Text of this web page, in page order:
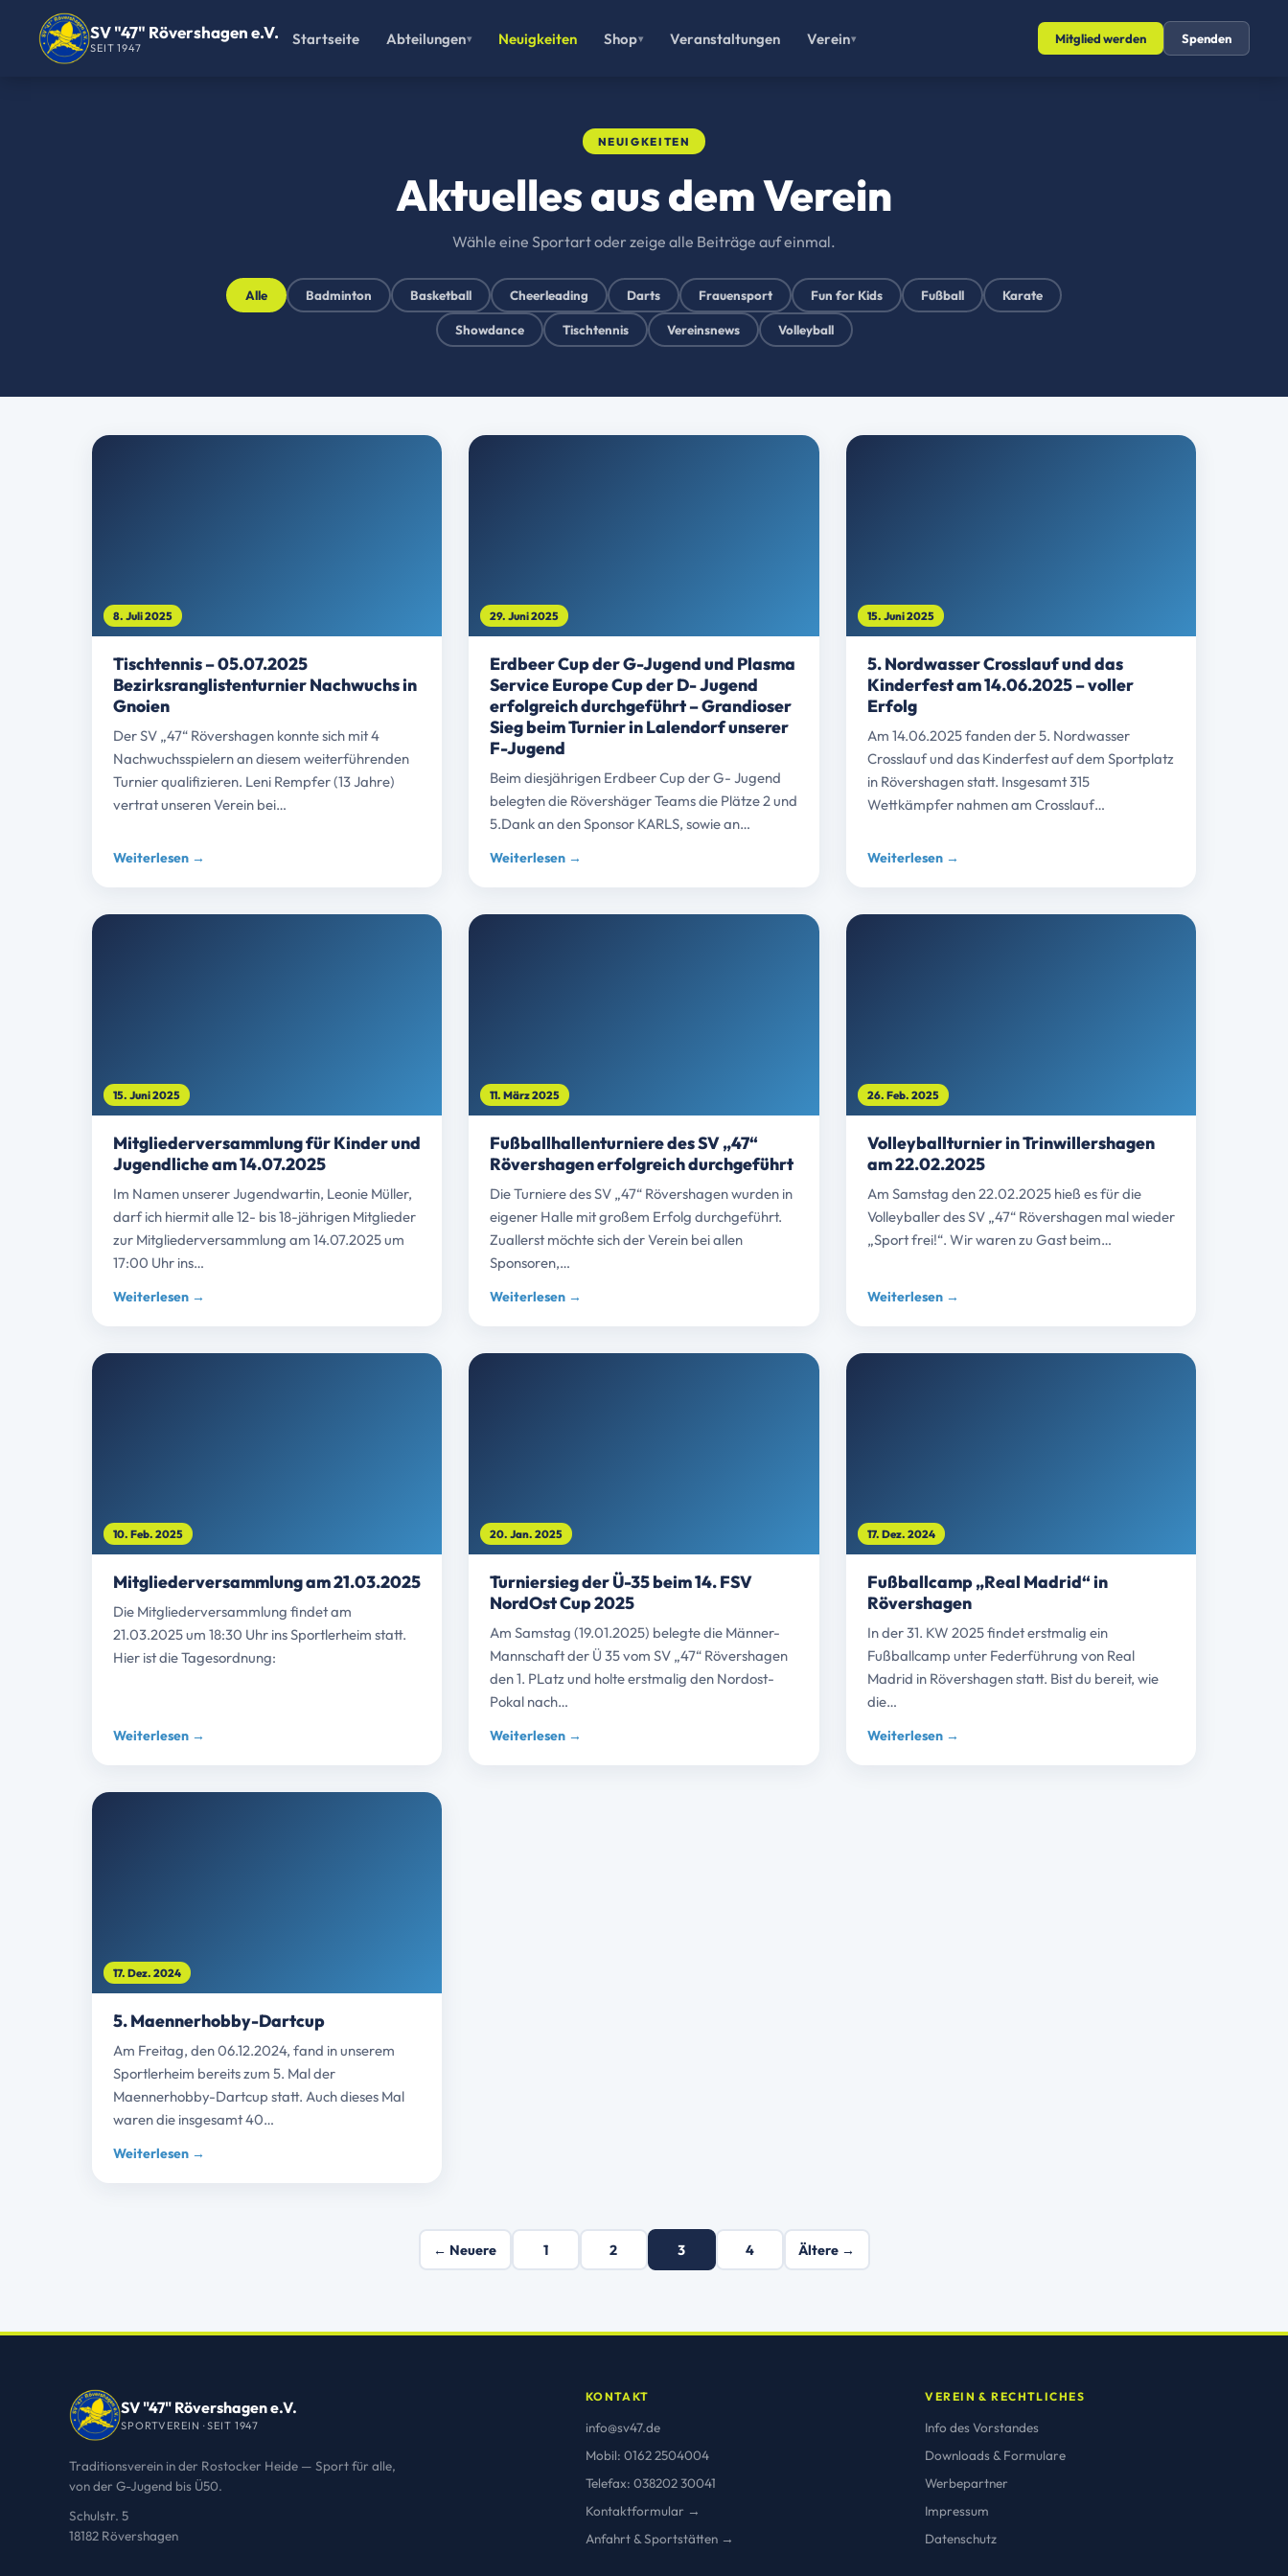
SV "47" Rövershagen e.V.
SEIT 1947 Startseite Abteilungen Neuigkeiten Shop Veranstaltungen Verein Mitglied werden Spenden
NEUIGKEITEN
Aktuelles aus dem Verein
Wähle eine Sportart oder zeige alle Beiträge auf einmal.
Alle Badminton Basketball Cheerleading Darts Frauensport Fun for Kids Fußball Karate
Showdance Tischtennis Vereinsnews Volleyball
8. Juli 2025
Tischtennis – 05.07.2025
Bezirksranglistenturnier Nachwuchs in
Gnoien
Der SV „47“ Rövershagen konnte sich mit 4
Nachwuchsspielern an diesem weiterführenden
Turnier qualifizieren. Leni Rempfer (13 Jahre)
vertrat unseren Verein bei…
Weiterlesen →
29. Juni 2025
Erdbeer Cup der G-Jugend und Plasma
Service Europe Cup der D- Jugend
erfolgreich durchgeführt – Grandioser
Sieg beim Turnier in Lalendorf unserer
F-Jugend
Beim diesjährigen Erdbeer Cup der G- Jugend
belegten die Rövershäger Teams die Plätze 2 und
5.Dank an den Sponsor KARLS, sowie an…
Weiterlesen →
15. Juni 2025
5. Nordwasser Crosslauf und das
Kinderfest am 14.06.2025 – voller
Erfolg
Am 14.06.2025 fanden der 5. Nordwasser
Crosslauf und das Kinderfest auf dem Sportplatz
in Rövershagen statt. Insgesamt 315
Wettkämpfer nahmen am Crosslauf…
Weiterlesen →
15. Juni 2025
Mitgliederversammlung für Kinder und
Jugendliche am 14.07.2025
Im Namen unserer Jugendwartin, Leonie Müller,
darf ich hiermit alle 12- bis 18-jährigen Mitglieder
zur Mitgliederversammlung am 14.07.2025 um
17:00 Uhr ins…
Weiterlesen →
11. März 2025
Fußballhallenturniere des SV „47“
Rövershagen erfolgreich durchgeführt
Die Turniere des SV „47“ Rövershagen wurden in
eigener Halle mit großem Erfolg durchgeführt.
Zuallerst möchte sich der Verein bei allen
Sponsoren,…
Weiterlesen →
26. Feb. 2025
Volleyballturnier in Trinwillershagen
am 22.02.2025
Am Samstag den 22.02.2025 hieß es für die
Volleyballer des SV „47“ Rövershagen mal wieder
„Sport frei!“. Wir waren zu Gast beim…
Weiterlesen →
10. Feb. 2025
Mitgliederversammlung am 21.03.2025
Die Mitgliederversammlung findet am
21.03.2025 um 18:30 Uhr ins Sportlerheim statt.
Hier ist die Tagesordnung:
Weiterlesen →
20. Jan. 2025
Turniersieg der Ü-35 beim 14. FSV
NordOst Cup 2025
Am Samstag (19.01.2025) belegte die Männer-
Mannschaft der Ü 35 vom SV „47“ Rövershagen
den 1. PLatz und holte erstmalig den Nordost-
Pokal nach…
Weiterlesen →
17. Dez. 2024
Fußballcamp „Real Madrid“ in
Rövershagen
In der 31. KW 2025 findet erstmalig ein
Fußballcamp unter Federführung von Real
Madrid in Rövershagen statt. Bist du bereit, wie
die…
Weiterlesen →
17. Dez. 2024
5. Maennerhobby-Dartcup
Am Freitag, den 06.12.2024, fand in unserem
Sportlerheim bereits zum 5. Mal der
Maennerhobby-Dartcup statt. Auch dieses Mal
waren die insgesamt 40…
Weiterlesen →
← Neuere 1 2 3 4 Ältere →
SV "47" Rövershagen e.V.
SPORTVEREIN · SEIT 1947
Traditionsverein in der Rostocker Heide — Sport für alle,
von der G-Jugend bis Ü50.
Schulstr. 5
18182 Rövershagen
KONTAKT
info@sv47.de
Mobil: 0162 2504004
Telefax: 038202 30041
Kontaktformular →
Anfahrt & Sportstätten →
VEREIN & RECHTLICHES
Info des Vorstandes
Downloads & Formulare
Werbepartner
Impressum
Datenschutz